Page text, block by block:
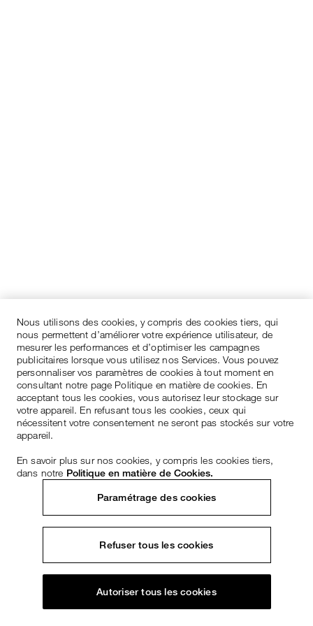
Nous utilisons des cookies, y compris des cookies tiers, qui
nous permettent d’améliorer votre expérience utilisateur, de
mesurer les performances et d’optimiser les campagnes
publicitaires lorsque vous utilisez nos Services. Vous pouvez
personnaliser vos paramètres de cookies à tout moment en
consultant notre page Politique en matière de cookies. En
acceptant tous les cookies, vous autorisez leur stockage sur
votre appareil. En refusant tous les cookies, ceux qui
nécessitent votre consentement ne seront pas stockés sur votre
appareil.
En savoir plus sur nos cookies, y compris les cookies tiers,
dans notre Politique en matière de Cookies.
Paramétrage des cookies
Refuser tous les cookies
Autoriser tous les cookies